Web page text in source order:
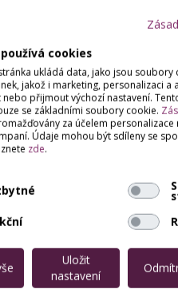
cookies
ukládá data, jako jsou soubory
jakož i marketing, personalizaci a
nebo přijmout výchozí nastavení.
se základními soubory cookie.
za účelem
Údaje mohou být sdíleny se
zde.
Uložit
nastavení